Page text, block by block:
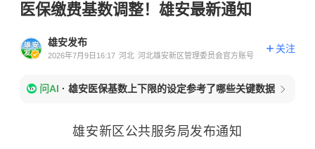
医保缴费基数调整！雄安最新通知
雄安发布
2026年7月9日16:17 河北 河北雄安新区管理委员会官方账号
关注
问AI · 雄安医保基数上下限的设定参考了哪些关键数据
雄安新区公共服务局发布通知